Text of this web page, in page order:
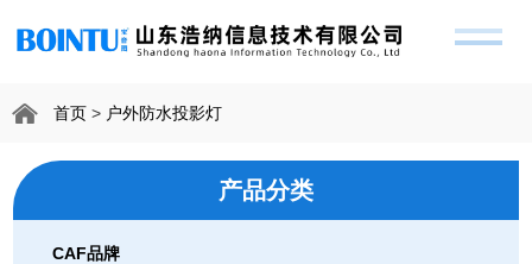
首页 > 户外防水投影灯
产品分类
CAF品牌